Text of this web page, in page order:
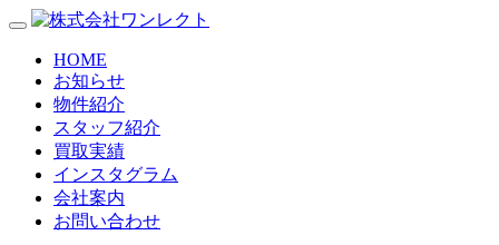
HOME
お知らせ
物件紹介
スタッフ紹介
買取実績
インスタグラム
会社案内
お問い合わせ